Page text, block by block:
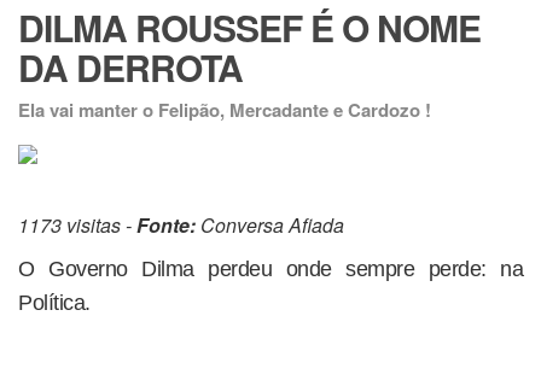
DILMA ROUSSEF É O NOME
DA DERROTA
Ela vai manter o Felipão, Mercadante e Cardozo !
1173 visitas -Fonte: Conversa Afiada
O Governo Dilma perdeu onde sempre perde: na
Política.